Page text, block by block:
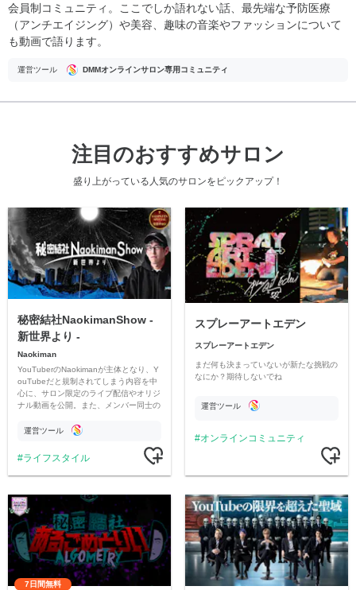
会員制コミュニティ。ここでしか語れない話、最先端な予防医療
（アンチエイジング）や美容、趣味の音楽やファッションについて
も動画で語ります。
運営ツール DMMオンラインサロン専用コミュニティ
注目のおすすめサロン
盛り上がっている人気のサロンをピックアップ！
秘密結社NaokimanShow -
新世界より -
Naokiman
YouTuberのNaokimanが主体となり、Y
ouTubeだと規制されてしまう内容を中
心に、サロン限定のライブ配信やオリジ
ナル動画を公開。また、メンバー同士の
ただいています。
運営ツール
ライフスタイル
スプレーアートエデン
スプレーアートエデン
まだ何も決まっていないが新たな挑戦の
なにか？期待しないでね
運営ツール
オンラインコミュニティ
7日間無料